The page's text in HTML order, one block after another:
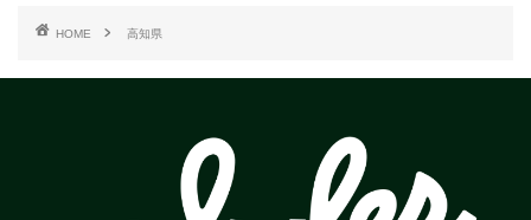
HOME 高知県